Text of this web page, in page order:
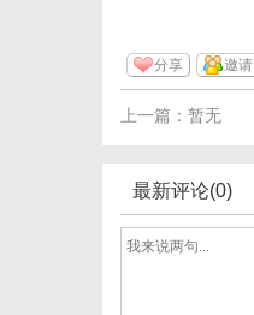
分享 邀请
上一篇：暂无
最新评论(0)